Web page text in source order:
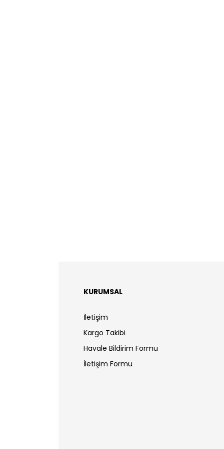
KURUMSAL
İletişim
Kargo Takibi
Havale Bildirim Formu
İletişim Formu